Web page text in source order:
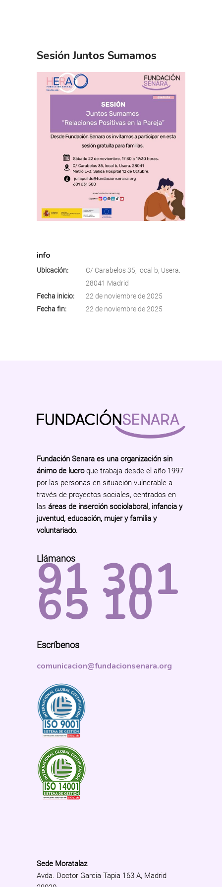
Sesión Juntos Sumamos
info
Ubicación:
C/ Carabelos 35, local b, Usera.
28041 Madrid
Fecha inicio:
22 de noviembre de 2025
Fecha fin:
22 de noviembre de 2025
Fundación Senara es una organización sin
ánimo de lucroque trabaja desde el año 1997
por las personas en situación vulnerable a
través de proyectos sociales, centrados en
las áreas de inserción sociolaboral, infancia y
juventud, educación, mujer y familia y
voluntariado.
Llámanos
91 301
65 10
Escríbenos
comunicacion@fundacionsenara.org
Sede Moratalaz
Avda. Doctor Garcia Tapia 163 A, Madrid